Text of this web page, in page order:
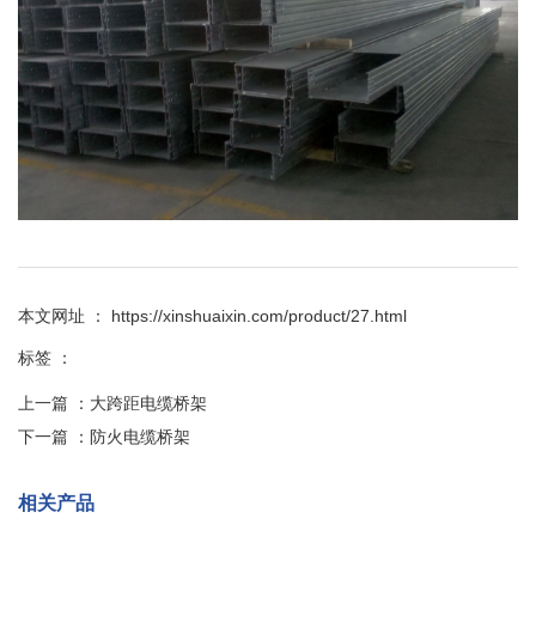
本文网址 ： https://xinshuaixin.com/product/27.html
标签 ：
上一篇 ： 大跨距电缆桥架
下一篇 ： 防火电缆桥架
相关产品